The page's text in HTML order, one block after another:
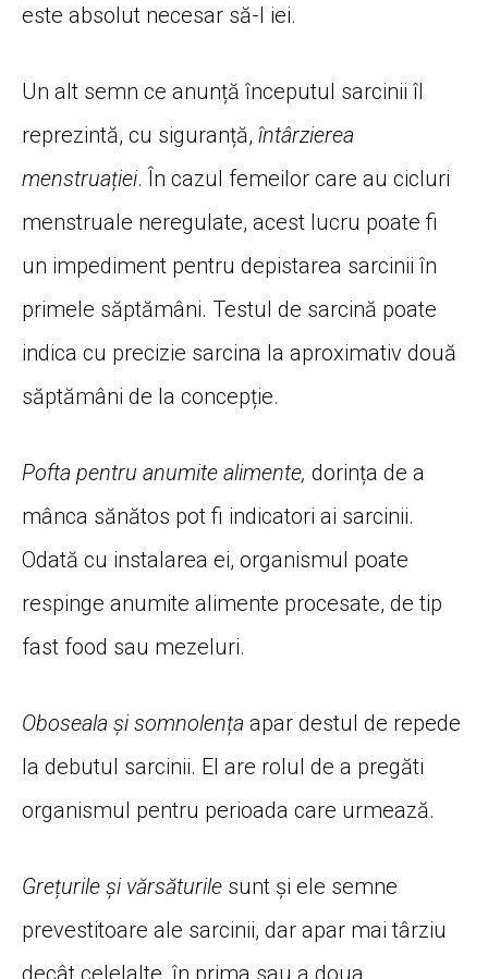
este absolut necesar să-l iei.
Un alt semn ce anunță începutul sarcinii îl
reprezintă, cu siguranță, întârzierea
menstruației. În cazul femeilor care au cicluri
menstruale neregulate, acest lucru poate fi
un impediment pentru depistarea sarcinii în
primele săptămâni. Testul de sarcină poate
indica cu precizie sarcina la aproximativ două
săptămâni de la concepție.
Pofta pentru anumite alimente, dorința de a
mânca sănătos pot fi indicatori ai sarcinii.
Odată cu instalarea ei, organismul poate
respinge anumite alimente procesate, de tip
fast food sau mezeluri.
Oboseala și somnolența apar destul de repede
la debutul sarcinii. El are rolul de a pregăti
organismul pentru perioada care urmează.
Grețurile și vărsăturile sunt și ele semne
prevestitoare ale sarcinii, dar apar mai târziu
decât celelalte, în prima sau a doua